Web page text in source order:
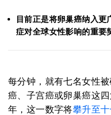
目前正是将卵巢癌纳入更
症对全球女性影响的重要
每分钟，就有七名女性
癌、子宫癌或卵巢癌这
年，这一数字将攀升至十